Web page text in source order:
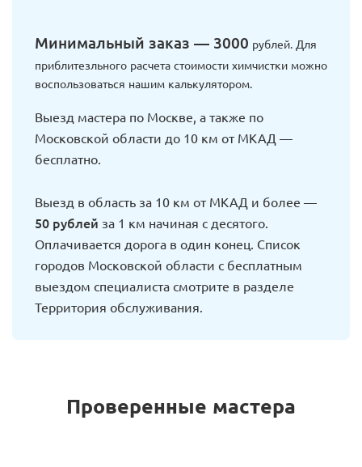
Минимальный заказ — 3000 рублей. Для
приблитезльного расчета стоимости химчистки можно
воспользоваться нашим калькулятором.
Выезд мастера по Москве, а также по
Московской области до 10 км от МКАД —
бесплатно.
Выезд в область за 10 км от МКАД и более —
50 рублей за 1 км начиная с десятого.
Оплачивается дорога в один конец. Список
городов Московской области с бесплатным
выездом специалиста смотрите в разделе
Территория обслуживания.
Проверенные мастера